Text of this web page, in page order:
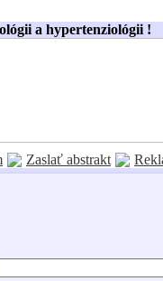
a hypertenziológii !
Zaslať abstrakt